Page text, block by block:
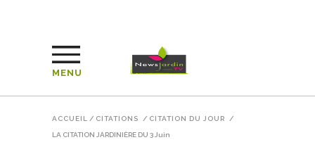
MENU
ACCUEIL / CITATIONS / CITATION DU JOUR /
LA CITATION JARDINIÈRE DU 3 Juin